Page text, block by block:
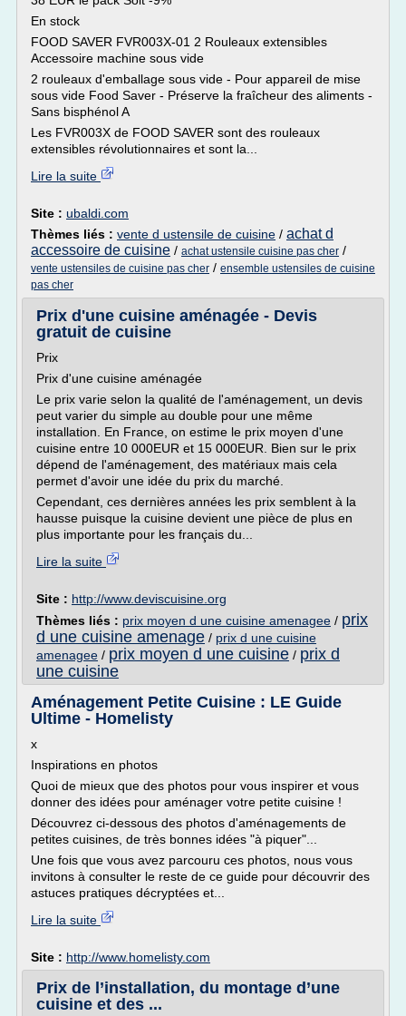
En stock
FOOD SAVER FVR003X-01 2 Rouleaux extensibles
Accessoire machine sous vide
2 rouleaux d'emballage sous vide - Pour appareil de mise
sous vide Food Saver - Préserve la fraîcheur des aliments -
Sans bisphénol A
Les FVR003X de FOOD SAVER sont des rouleaux
extensibles révolutionnaires et sont la...
Lire la suite
Site : ubaldi.com
Thèmes liés : vente d ustensile de cuisine / achat d
accessoire de cuisine / achat ustensile cuisine pas cher /
vente ustensiles de cuisine pas cher / ensemble ustensiles de cuisine
pas cher
Prix d'une cuisine aménagée - Devis
gratuit de cuisine
Prix
Prix d'une cuisine aménagée
Le prix varie selon la qualité de l'aménagement, un devis
peut varier du simple au double pour une même
installation. En France, on estime le prix moyen d'une
cuisine entre 10 000EUR et 15 000EUR. Bien sur le prix
dépend de l'aménagement, des matériaux mais cela
permet d'avoir une idée du prix du marché.
Cependant, ces dernières années les prix semblent à la
hausse puisque la cuisine devient une pièce de plus en
plus importante pour les français du...
Lire la suite
Site : http://www.deviscuisine.org
Thèmes liés : prix moyen d une cuisine amenagee / prix
d une cuisine amenage / prix d une cuisine
amenagee / prix moyen d une cuisine / prix d
une cuisine
Aménagement Petite Cuisine : LE Guide
Ultime - Homelisty
x
Inspirations en photos
Quoi de mieux que des photos pour vous inspirer et vous
donner des idées pour aménager votre petite cuisine !
Découvrez ci-dessous des photos d'aménagements de
petites cuisines, de très bonnes idées "à piquer"...
Une fois que vous avez parcouru ces photos, nous vous
invitons à consulter le reste de ce guide pour découvrir des
astuces pratiques décryptées et...
Lire la suite
Site : http://www.homelisty.com
Prix de l’installation, du montage d’une
cuisine et des ...